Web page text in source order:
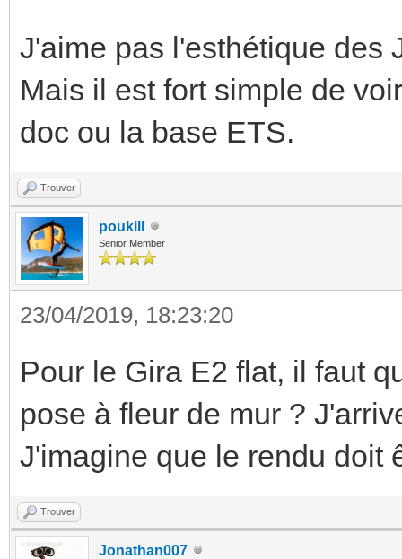
J'aime pas l'esthétique des
Mais il est fort simple de
doc ou la base ETS.
Trouver
poukill
Senior Member
23/04/2019, 18:23:20
Pour le Gira E2 flat, il faut
pose à fleur de mur ?
J'imagine que le rendu doit
Trouver
Jonathan007